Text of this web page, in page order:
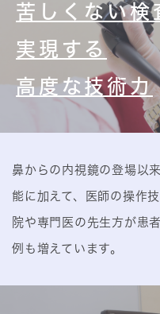
苦しくない検
実現する
高度な技術力
鼻からの内視鏡の登場以
能に加えて、医師の操作
院や専門医の先生方が患
例も増えています。